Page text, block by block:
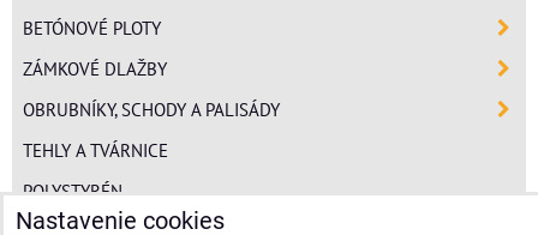
BETÓNOVÉ PLOTY
ZÁMKOVÉ DLAŽBY
OBRUBNÍKY, SCHODY A PALISÁDY
TEHLY A TVÁRNICE
POLYSTYRÉN
Nastavenie cookies